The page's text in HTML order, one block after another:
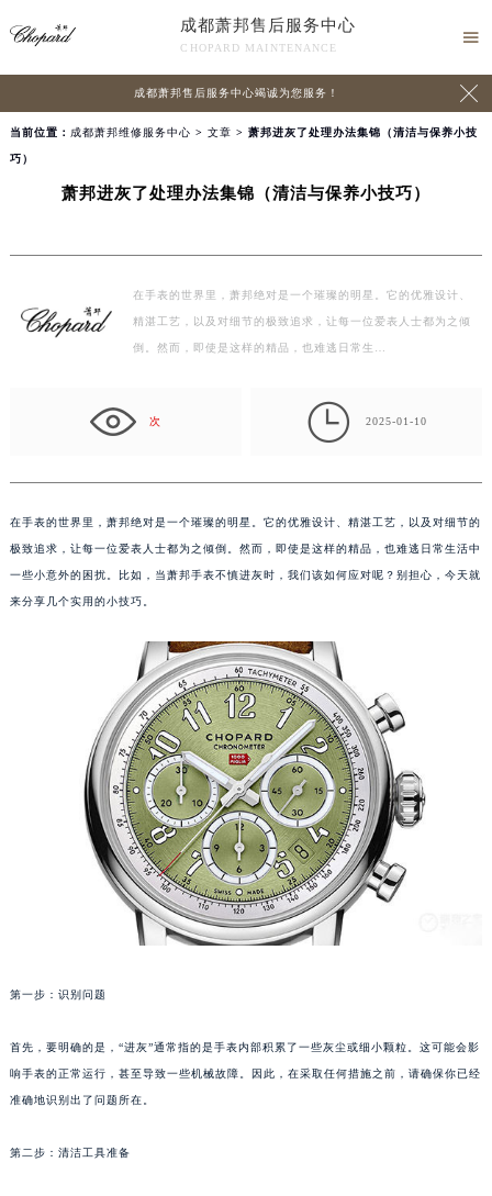
成都萧邦售后服务中心
CHOPARD MAINTENANCE

成都萧邦售后服务中心竭诚为您服务！ 
当前位置： 成都萧邦维修服务中心 > 文章 > 萧邦进灰了处理办法集锦（清洁与保养小技
巧）
萧邦进灰了处理办法集锦（清洁与保养小技巧）
在手表的世界里，萧邦绝对是一个璀璨的明星。它的优雅设计、
精湛工艺，以及对细节的极致追求，让每一位爱表人士都为之倾
倒。然而，即使是这样的精品，也难逃日常生…
次  2025-01-10
在手表的世界里，萧邦绝对是一个璀璨的明星。它的优雅设计、精湛工艺，以及对细节的
极致追求，让每一位爱表人士都为之倾倒。然而，即使是这样的精品，也难逃日常生活中
一些小意外的困扰。比如，当萧邦手表不慎进灰时，我们该如何应对呢？别担心，今天就
来分享几个实用的小技巧。
第一步：识别问题
首先，要明确的是，“进灰”通常指的是手表内部积累了一些灰尘或细小颗粒。这可能会影
响手表的正常运行，甚至导致一些机械故障。因此，在采取任何措施之前，请确保你已经
准确地识别出了问题所在。
第二步：清洁工具准备